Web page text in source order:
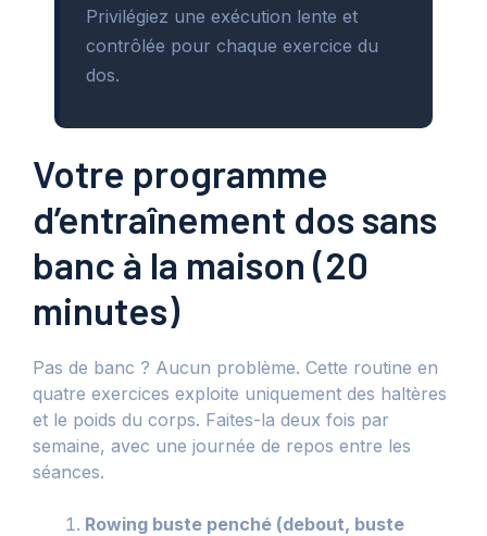
Privilégiez une exécution lente et
contrôlée pour chaque exercice du
dos.
Votre programme
d’entraînement dos sans
banc à la maison (20
minutes)
Pas de banc ? Aucun problème. Cette routine en
quatre exercices exploite uniquement des haltères
et le poids du corps. Faites-la deux fois par
semaine, avec une journée de repos entre les
séances.
Rowing buste penché (debout, buste